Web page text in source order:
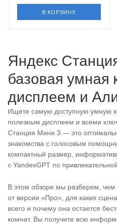
В КОРЗИНУ
Яндекс
базовая умная
дисплеем и
Ищете самую доступную умную
полезным дисплеем и всеми
Станция Мини 3 — это
знакомства с голосовым
компактный размер,
с YandexGPT по
В этом обзоре мы разберем, чем
от версии «Про», для каких
всего и почему она остается
комнат. Вы получите всю